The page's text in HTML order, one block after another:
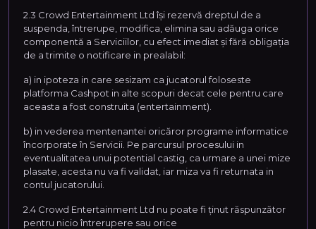
2.3 Crowd Entertainment Ltd își rezervă dreptul de a
suspenda, întrerupe, modifica, elimina sau adăuga orice
componentă a Serviciilor, cu efect imediat și fără obligația
de a trimite o notificare in prealabil:
a) in ipoteza in care sesizam ca jucatorul foloseste
platforma Cashpot in alte scopuri decat cele pentru care
aceasta a fost construita (entertainment).
b) in vederea mentenantei oricăror programe informatice
încorporate în Servicii. Pe parcursul procesului in
eventualitatea unui potential castig, ca urmare a unei mize
plasate, acesta nu va fi validat, iar miza va fi returnata in
contul jucatorului.
2.4 Crowd Entertainment Ltd nu poate fi ținut răspunzător
pentru nicio întrerupere sau orice